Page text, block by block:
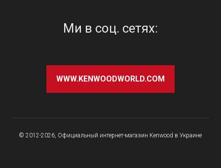
Ми в соц. сетях:
WWW.KENWOODWORLD.COM
© 2012-2026, Официальный интернет-магазин Kenwood в Украине